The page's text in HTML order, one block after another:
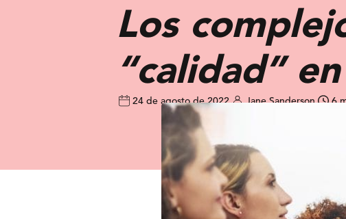
Los
“calidad”
24 de agosto de 2022 Jane Sanderson 6